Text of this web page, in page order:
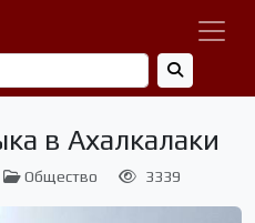
в Ахалкалаки
Общество 3339